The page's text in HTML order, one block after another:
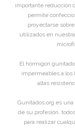
importante reducción
permite
proyectarse
utilizados en
El hórmigon
impermeables a
altas
Gunitados.org es
de su profesión,
para realizar